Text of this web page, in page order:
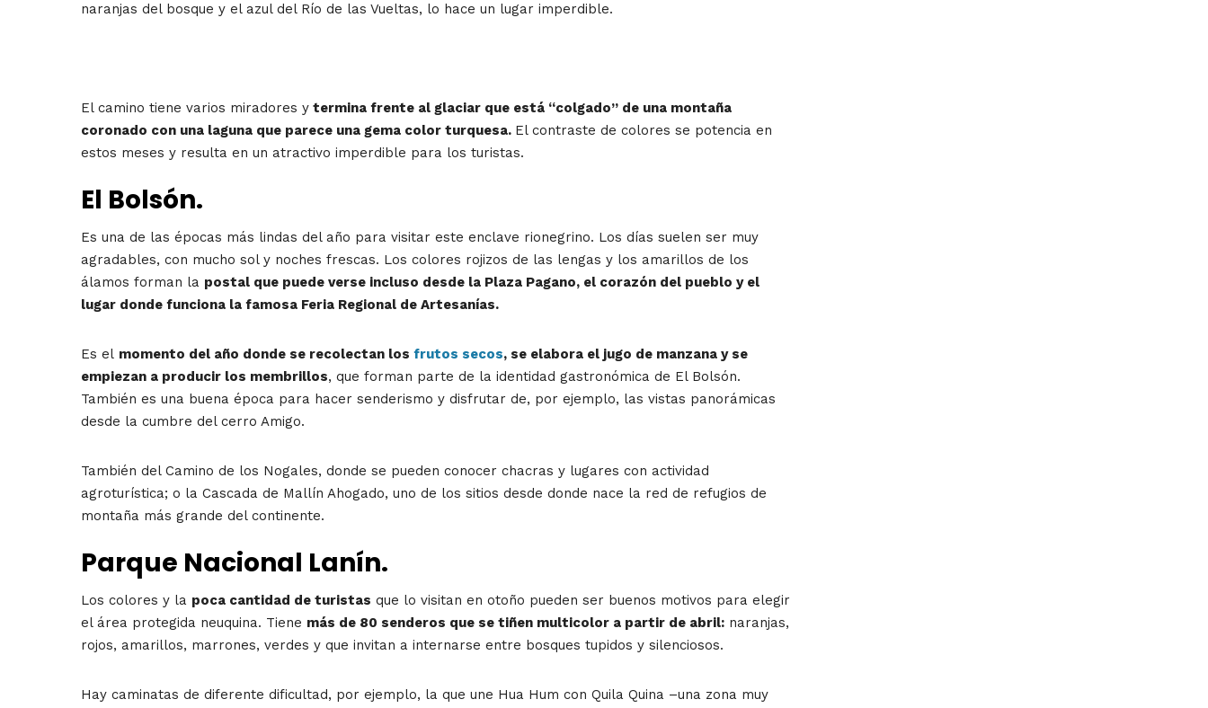
naranjas del bosque y el azul del Río de las Vueltas, lo hace un lugar imperdible.
El camino tiene varios miradores y termina frente al glaciar que está “colgado” de una montaña
coronado con una laguna que parece una gema color turquesa. El contraste de colores se potencia en
estos meses y resulta en un atractivo imperdible para los turistas.
El Bolsón.
Es una de las épocas más lindas del año para visitar este enclave rionegrino. Los días suelen ser muy
agradables, con mucho sol y noches frescas. Los colores rojizos de las lengas y los amarillos de los
álamos forman la postal que puede verse incluso desde la Plaza Pagano, el corazón del pueblo y el
lugar donde funciona la famosa Feria Regional de Artesanías.
Es el momento del año donde se recolectan los frutos secos, se elabora el jugo de manzana y se
empiezan a producir los membrillos, que forman parte de la identidad gastronómica de El Bolsón.
También es una buena época para hacer senderismo y disfrutar de, por ejemplo, las vistas panorámicas
desde la cumbre del cerro Amigo.
También del Camino de los Nogales, donde se pueden conocer chacras y lugares con actividad
agroturística; o la Cascada de Mallín Ahogado, uno de los sitios desde donde nace la red de refugios de
montaña más grande del continente.
Parque Nacional Lanín.
Los colores y la poca cantidad de turistas que lo visitan en otoño pueden ser buenos motivos para elegir
el área protegida neuquina. Tiene más de 80 senderos que se tiñen multicolor a partir de abril: naranjas,
rojos, amarillos, marrones, verdes y que invitan a internarse entre bosques tupidos y silenciosos.
Hay caminatas de diferente dificultad, por ejemplo, la que une Hua Hum con Quila Quina –una zona muy